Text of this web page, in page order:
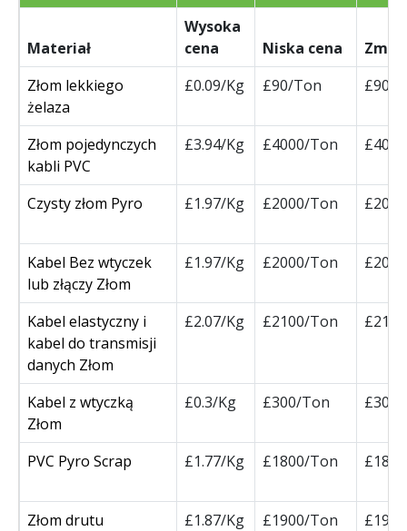
Materiał
Wysoka
cena
Niska cena
Złom lekkiego
żelaza
£0.09/Kg £90/Ton £90/
Złom pojedynczych
kabli PVC
£3.94/Kg £4000/Ton
Czysty złom Pyro £1.97/Kg £2000/Ton
Kabel Bez wtyczek
lub złączy Złom
£1.97/Kg £2000/Ton
Kabel elastyczny i
kabel do transmisji
danych Złom
£2.07/Kg £2100/Ton
Kabel z wtyczką
Złom
£0.3/Kg £300/Ton
PVC Pyro Scrap £1.77/Kg £1800/Ton
Złom drutu
£1.87/Kg £1900/Ton